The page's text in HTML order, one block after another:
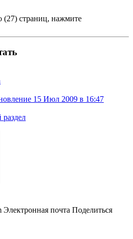
(27) страниц, нажмите
15 Июл 2009 в 16:47
Электронная почта Поделиться